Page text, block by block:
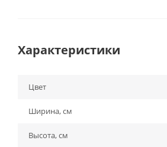
Характеристики
Цвет
Ширина, см
Высота, см